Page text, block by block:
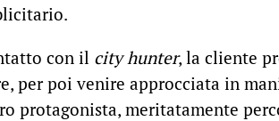
con il city hunter, la cliente
per poi venire approcciata in
protagonista, meritatamente